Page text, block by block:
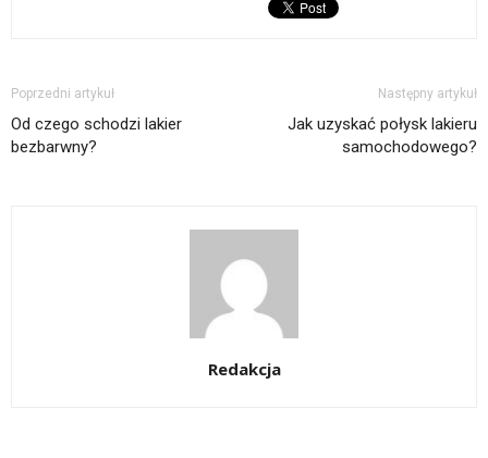
Poprzedni artykuł
Od czego schodzi lakier
bezbarwny?
Następny artykuł
Jak uzyskać połysk lakieru
samochodowego?
Redakcja